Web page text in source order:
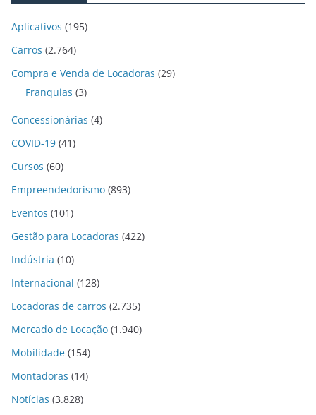
Aplicativos (195)
Carros (2.764)
Compra e Venda de Locadoras (29)
Franquias (3)
Concessionárias (4)
COVID-19 (41)
Cursos (60)
Empreendedorismo (893)
Eventos (101)
Gestão para Locadoras (422)
Indústria (10)
Internacional (128)
Locadoras de carros (2.735)
Mercado de Locação (1.940)
Mobilidade (154)
Montadoras (14)
Notícias (3.828)